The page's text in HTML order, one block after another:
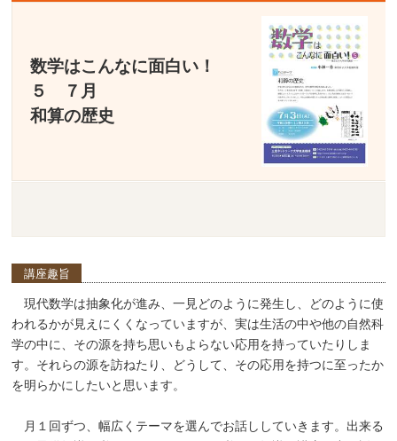
数学はこんなに面白い！
５ ７月
和算の歴史
講座趣旨
現代数学は抽象化が進み、一見どのように発生し、どのように使
われるかが見えにくくなっていますが、実は生活の中や他の自然科
学の中に、その源を持ち思いもよらない応用を持っていたりしま
す。それらの源を訪ねたり、どうして、その応用を持つに至ったか
を明らかにしたいと思います。
月１回ずつ、幅広くテーマを選んでお話ししていきます。出来る